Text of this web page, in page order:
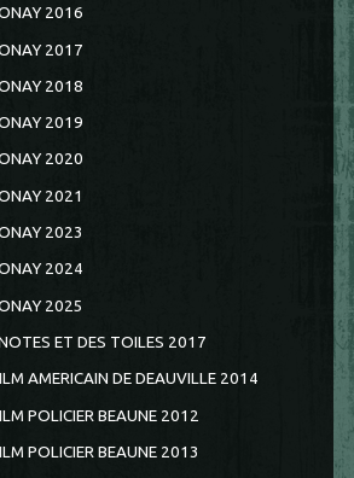
2016
2017
2018
2019
2020
2021
2023
2024
2025
ET DES TOILES 2017
AMERICAIN DE DEAUVILLE 2014
POLICIER BEAUNE 2012
POLICIER BEAUNE 2013